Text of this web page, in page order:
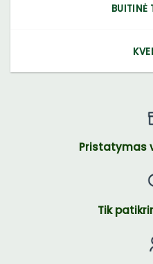
BUITINĖ
Pristatymas
Tik